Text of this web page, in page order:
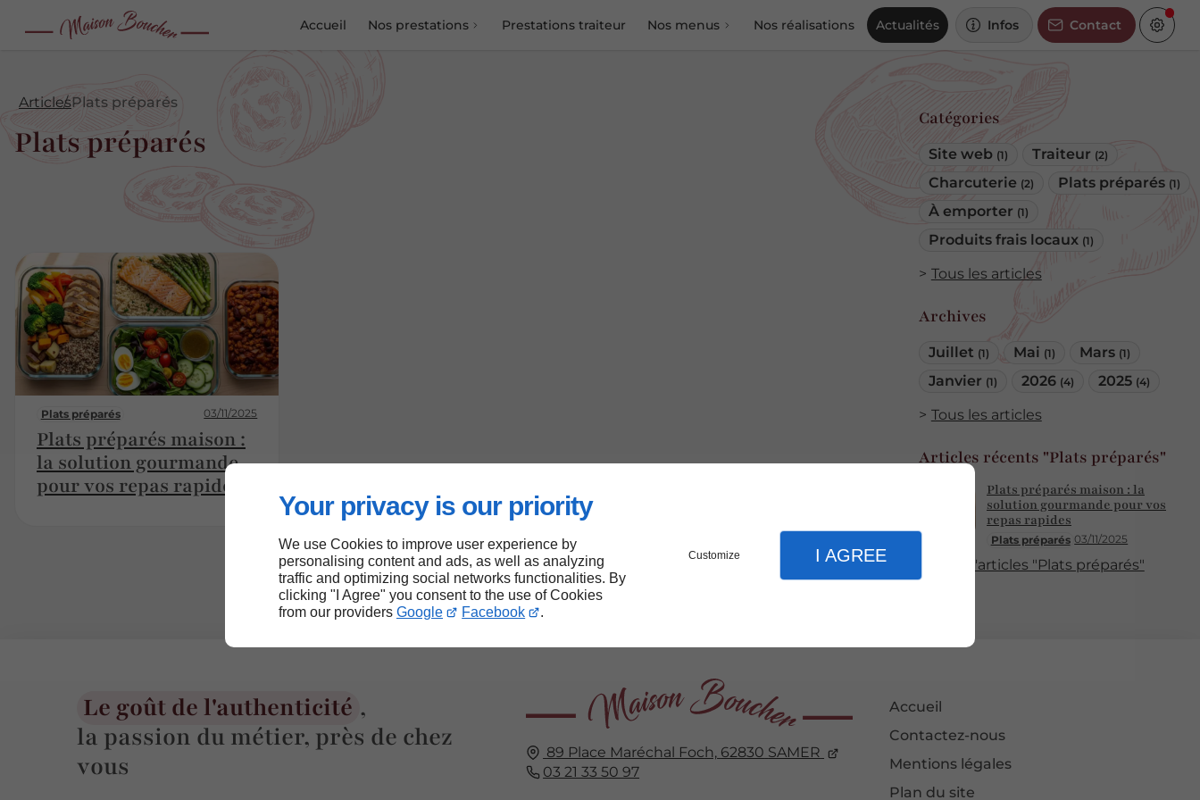
Your privacy is our priority
We use Cookies to improve user experience by
personalising content and ads, as well as analyzing
traffic and optimizing social networks functionalities. By
clicking "I Agree" you consent to the use of Cookies
from our providers Google Facebook .
Customize I AGREE
Accueil Nos prestations Prestations traiteur Nos menus Nos réalisations Actualités Infos Contact
Catégories
Site web (1) Traiteur (2)
Charcuterie (2) Plats préparés (1)
À emporter (1)
Produits frais locaux (1)
Tous les articles
Archives
Juillet (1) Mai (1) Mars (1)
Janvier (1) 2026 (4) 2025 (4)
Tous les articles
Articles récents "Plats préparés"
Plats préparés 03/11/2025
Plats préparés maison : la
solution gourmande pour vos
repas rapides
Plus d'articles "Plats préparés"
ArticlesPlats préparés
Plats préparés
Plats préparés 03/11/2025
Plats préparés maison :
la solution gourmande
pour vos repas rapides
Le goût de l'authenticité ,
la passion du métier, près de chez
vous
89 Place Maréchal Foch, 62830 SAMER
03 21 33 50 97
Accueil
Contactez-nous
Mentions légales
Plan du site